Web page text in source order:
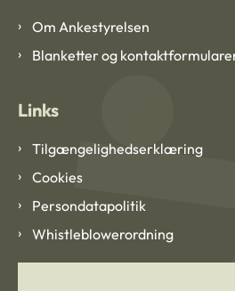
Om Ankestyrelsen
Blanketter og
Links
Tilgængelighedserklæring
Cookies
Persondatapolitik
Whistleblowerordning